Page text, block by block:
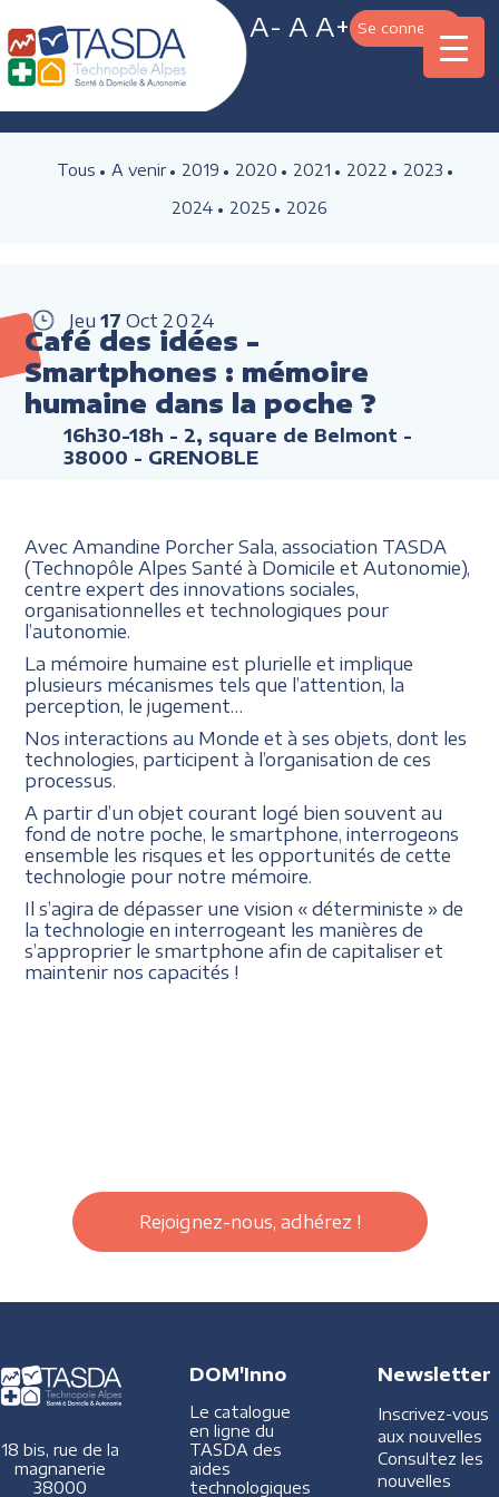
A- A A+ Se connecter
Tous A venir 2019 2020 2021 2022
2023
2024
2025 2026
Jeu 17 Oct 2024
Café des idées -
Smartphones : mémoire
humaine dans la poche ?
16h30-18h - 2, square de Belmont -
38000 - GRENOBLE
Avec Amandine Porcher Sala, association TASDA
(Technopôle Alpes Santé à Domicile et Autonomie),
centre expert des innovations sociales,
organisationnelles et technologiques pour
l’autonomie.
La mémoire humaine est plurielle et implique
plusieurs mécanismes tels que l’attention, la
perception, le jugement…
Nos interactions au Monde et à ses objets, dont les
technologies, participent à l’organisation de ces
processus.
A partir d’un objet courant logé bien souvent au
fond de notre poche, le smartphone, interrogeons
ensemble les risques et les opportunités de cette
technologie pour notre mémoire.
Il s’agira de dépasser une vision « déterministe » de
la technologie en interrogeant les manières de
s’approprier le smartphone afin de capitaliser et
maintenir nos capacités !
Rejoignez-nous, adhérez !
18 bis, rue de la
magnanerie
38000
DOM'Inno
Le catalogue
en ligne du
TASDA des
aides
technologiques
Newsletter
Inscrivez-vous
aux nouvelles
Consultez les
nouvelles